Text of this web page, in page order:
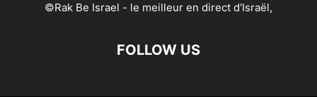
©Rak Be Israel - le meilleur en direct d'Israël,
FOLLOW US